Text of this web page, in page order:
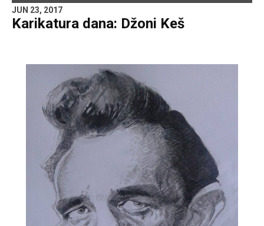
JUN 23, 2017
Karikatura dana: Džoni Keš